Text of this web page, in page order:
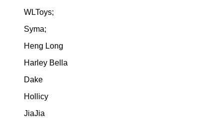
WLToys;
Syma;
Heng Long
Harley Bella
Dake
Hollicy
JiaJia